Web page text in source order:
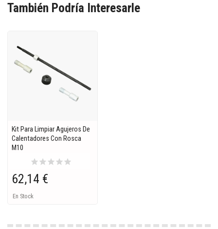
También Podría Interesarle
Kit Para Limpiar Agujeros De
Calentadores Con Rosca
M10
starstarstarstarstar
62,14 €
En Stock